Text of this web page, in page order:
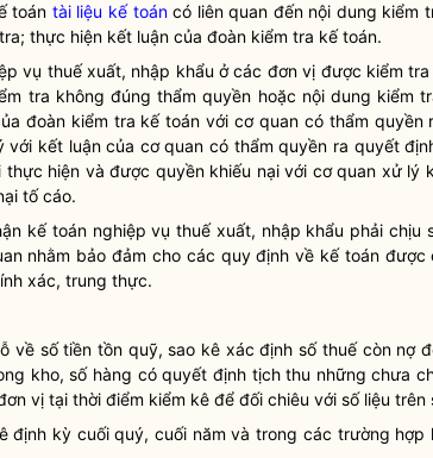
toán tài liệu kế toáncó liên quan đến nội dung kiểm
thực hiện kết luận của đoàn kiểm tra kế toán.
vụ thuế xuất, nhập khẩu ở các đơn vị được kiểm
tra không đúng thẩmquyền hoặc nội dung kiểm
đoàn kiểm tra kế toán với cơ quan có thẩm quyền
với kết luận của cơ quan có thẩmquyền ra quyết
hiện và được quyềnkhiếu nại với cơ quan xử lý
tố cáo.
kế toánnghiệp vụ thuế xuất, nhập khẩu phải chịu
nhằm bảo đảm cho các quy định về kế toánđược
xác, trung thực.
về số tiền tồn quỹ, sao kê xác định số thuế còn nợ
kho, số hàng có quyết định tịch thu những chưa
vị tại thời điểm kiểm kê để đối chiêu với số liệu trên
định kỳ cuối quý, cuối năm và trong các trường hợp